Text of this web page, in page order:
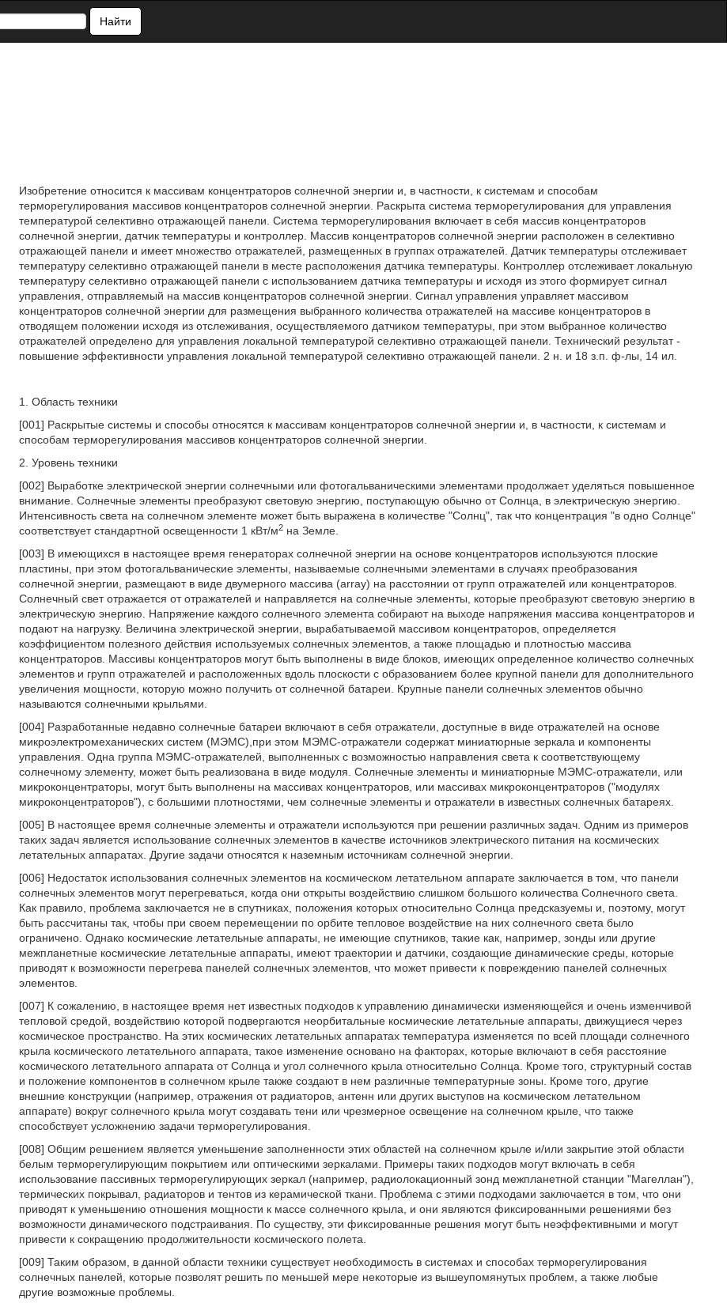
Найти
Изобретение относится к массивам концентраторов солнечной энергии и, в частности, к системам и способам
терморегулирования массивов концентраторов солнечной энергии. Раскрыта система терморегулирования для управления
температурой селективно отражающей панели. Система терморегулирования включает в себя массив концентраторов
солнечной энергии, датчик температуры и контроллер. Массив концентраторов солнечной энергии расположен в селективно
отражающей панели и имеет множество отражателей, размещенных в группах отражателей. Датчик температуры отслеживает
температуру селективно отражающей панели в месте расположения датчика температуры. Контроллер отслеживает локальную
температуру селективно отражающей панели с использованием датчика температуры и исходя из этого формирует сигнал
управления, отправляемый на массив концентраторов солнечной энергии. Сигнал управления управляет массивом
концентраторов солнечной энергии для размещения выбранного количества отражателей на массиве концентраторов в
отводящем положении исходя из отслеживания, осуществляемого датчиком температуры, при этом выбранное количество
отражателей определено для управления локальной температурой селективно отражающей панели. Технический результат -
повышение эффективности управления локальной температурой селективно отражающей панели. 2 н. и 18 з.п. ф-лы, 14 ил.
1. Область техники
[001] Раскрытые системы и способы относятся к массивам концентраторов солнечной энергии и, в частности, к системам и
способам терморегулирования массивов концентраторов солнечной энергии.
2. Уровень техники
[002] Выработке электрической энергии солнечными или фотогальваническими элементами продолжает уделяться повышенное
внимание. Солнечные элементы преобразуют световую энергию, поступающую обычно от Солнца, в электрическую энергию.
Интенсивность света на солнечном элементе может быть выражена в количестве "Солнц", так что концентрация "в одно Солнце"
соответствует стандартной освещенности 1 кВт/м2 на Земле.
[003] В имеющихся в настоящее время генераторах солнечной энергии на основе концентраторов используются плоские
пластины, при этом фотогальванические элементы, называемые солнечными элементами в случаях преобразования
солнечной энергии, размещают в виде двумерного массива (array) на расстоянии от групп отражателей или концентраторов.
Солнечный свет отражается от отражателей и направляется на солнечные элементы, которые преобразуют световую энергию в
электрическую энергию. Напряжение каждого солнечного элемента собирают на выходе напряжения массива концентраторов и
подают на нагрузку. Величина электрической энергии, вырабатываемой массивом концентраторов, определяется
коэффициентом полезного действия используемых солнечных элементов, а также площадью и плотностью массива
концентраторов. Массивы концентраторов могут быть выполнены в виде блоков, имеющих определенное количество солнечных
элементов и групп отражателей и расположенных вдоль плоскости с образованием более крупной панели для дополнительного
увеличения мощности, которую можно получить от солнечной батареи. Крупные панели солнечных элементов обычно
называются солнечными крыльями.
[004] Разработанные недавно солнечные батареи включают в себя отражатели, доступные в виде отражателей на основе
микроэлектромеханических систем (МЭМС),при этом МЭМС-отражатели содержат миниатюрные зеркала и компоненты
управления. Одна группа МЭМС-отражателей, выполненных с возможностью направления света к соответствующему
солнечному элементу, может быть реализована в виде модуля. Солнечные элементы и миниатюрные МЭМС-отражатели, или
микроконцентраторы, могут быть выполнены на массивах концентраторов, или массивах микроконцентраторов ("модулях
микроконцентраторов"), с большими плотностями, чем солнечные элементы и отражатели в известных солнечных батареях.
[005] В настоящее время солнечные элементы и отражатели используются при решении различных задач. Одним из примеров
таких задач является использование солнечных элементов в качестве источников электрического питания на космических
летательных аппаратах. Другие задачи относятся к наземным источникам солнечной энергии.
[006] Недостаток использования солнечных элементов на космическом летательном аппарате заключается в том, что панели
солнечных элементов могут перегреваться, когда они открыты воздействию слишком большого количества Солнечного света.
Как правило, проблема заключается не в спутниках, положения которых относительно Солнца предсказуемы и, поэтому, могут
быть рассчитаны так, чтобы при своем перемещении по орбите тепловое воздействие на них солнечного света было
ограничено. Однако космические летательные аппараты, не имеющие спутников, такие как, например, зонды или другие
межпланетные космические летательные аппараты, имеют траектории и датчики, создающие динамические среды, которые
приводят к возможности перегрева панелей солнечных элементов, что может привести к повреждению панелей солнечных
элементов.
[007] К сожалению, в настоящее время нет известных подходов к управлению динамически изменяющейся и очень изменчивой
тепловой средой, воздействию которой подвергаются неорбитальные космические летательные аппараты, движущиеся через
космическое пространство. На этих космических летательных аппаратах температура изменяется по всей площади солнечного
крыла космического летательного аппарата, такое изменение основано на факторах, которые включают в себя расстояние
космического летательного аппарата от Солнца и угол солнечного крыла относительно Солнца. Кроме того, структурный состав
и положение компонентов в солнечном крыле также создают в нем различные температурные зоны. Кроме того, другие
внешние конструкции (например, отражения от радиаторов, антенн или других выступов на космическом летательном
аппарате) вокруг солнечного крыла могут создавать тени или чрезмерное освещение на солнечном крыле, что также
способствует усложнению задачи терморегулирования.
[008] Общим решением является уменьшение заполненности этих областей на солнечном крыле и/или закрытие этой области
белым терморегулирующим покрытием или оптическими зеркалами. Примеры таких подходов могут включать в себя
использование пассивных терморегулирующих зеркал (например, радиолокационный зонд межпланетной станции "Магеллан"),
термических покрывал, радиаторов и тентов из керамической ткани. Проблема с этими подходами заключается в том, что они
приводят к уменьшению отношения мощности к массе солнечного крыла, и они являются фиксированными решениями без
возможности динамического подстраивания. По существу, эти фиксированные решения могут быть неэффективными и могут
привести к сокращению продолжительности космического полета.
[009] Таким образом, в данной области техники существует необходимость в системах и способах терморегулирования
солнечных панелей, которые позволят решить по меньшей мере некоторые из вышеупомянутых проблем, а также любые
другие возможные проблемы.